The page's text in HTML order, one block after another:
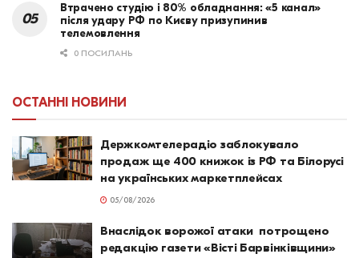
Втрачено студію і 80% обладнання: «5 канал»
після удару РФ по Києву призупинив
телемовлення
0 ПОСИЛАНЬ
ОСТАННІ НОВИНИ
Держкомтелерадіо заблокувало
продаж ще 400 книжок із РФ та Білорусі
на українських маркетплейсах
05/08/2026
Внаслідок ворожої атаки потрощено
редакцію газети «Вісті Барвінківщини»